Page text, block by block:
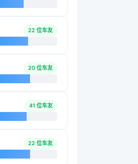
22 位车友
20 位车友
41 位车友
22 位车友